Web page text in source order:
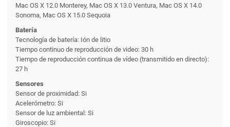
Mac OS X 12.0 Monterey, Mac OS X 13.0 Ventura, Mac OS X 14.0
Sonoma, Mac OS X 15.0 Sequoia
Batería
Tecnología de batería: Ión de litio
Tiempo continuo de reproducción de video: 30 h
Tiempo de reproducción continua de vídeo (transmitido en directo):
27 h
Sensores
Sensor de proximidad: Si
Acelerómetro: Si
Sensor de luz ambiental: Si
Giroscopio: Si